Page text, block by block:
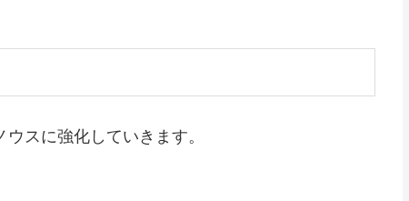
スに強化していきます。